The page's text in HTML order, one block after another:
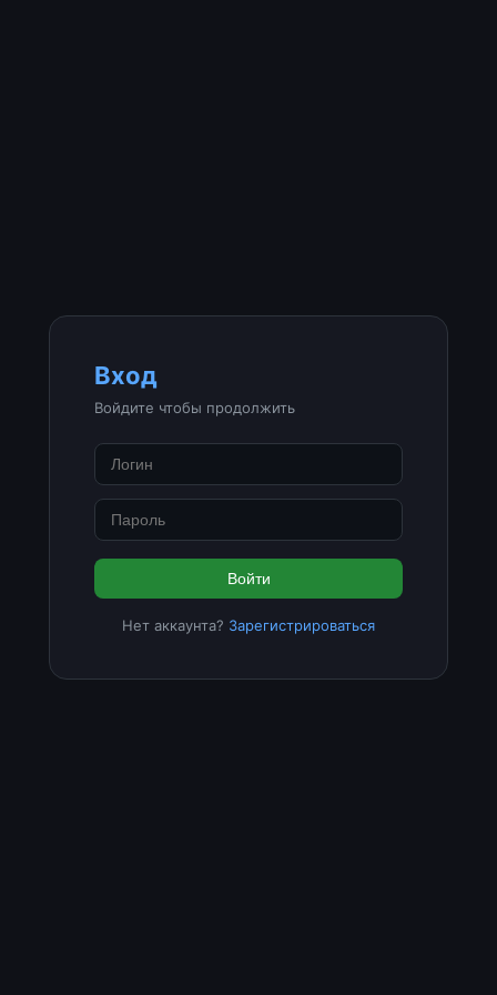
Вход
Войдите чтобы продолжить
Войти
Нет аккаунта? Зарегистрироваться